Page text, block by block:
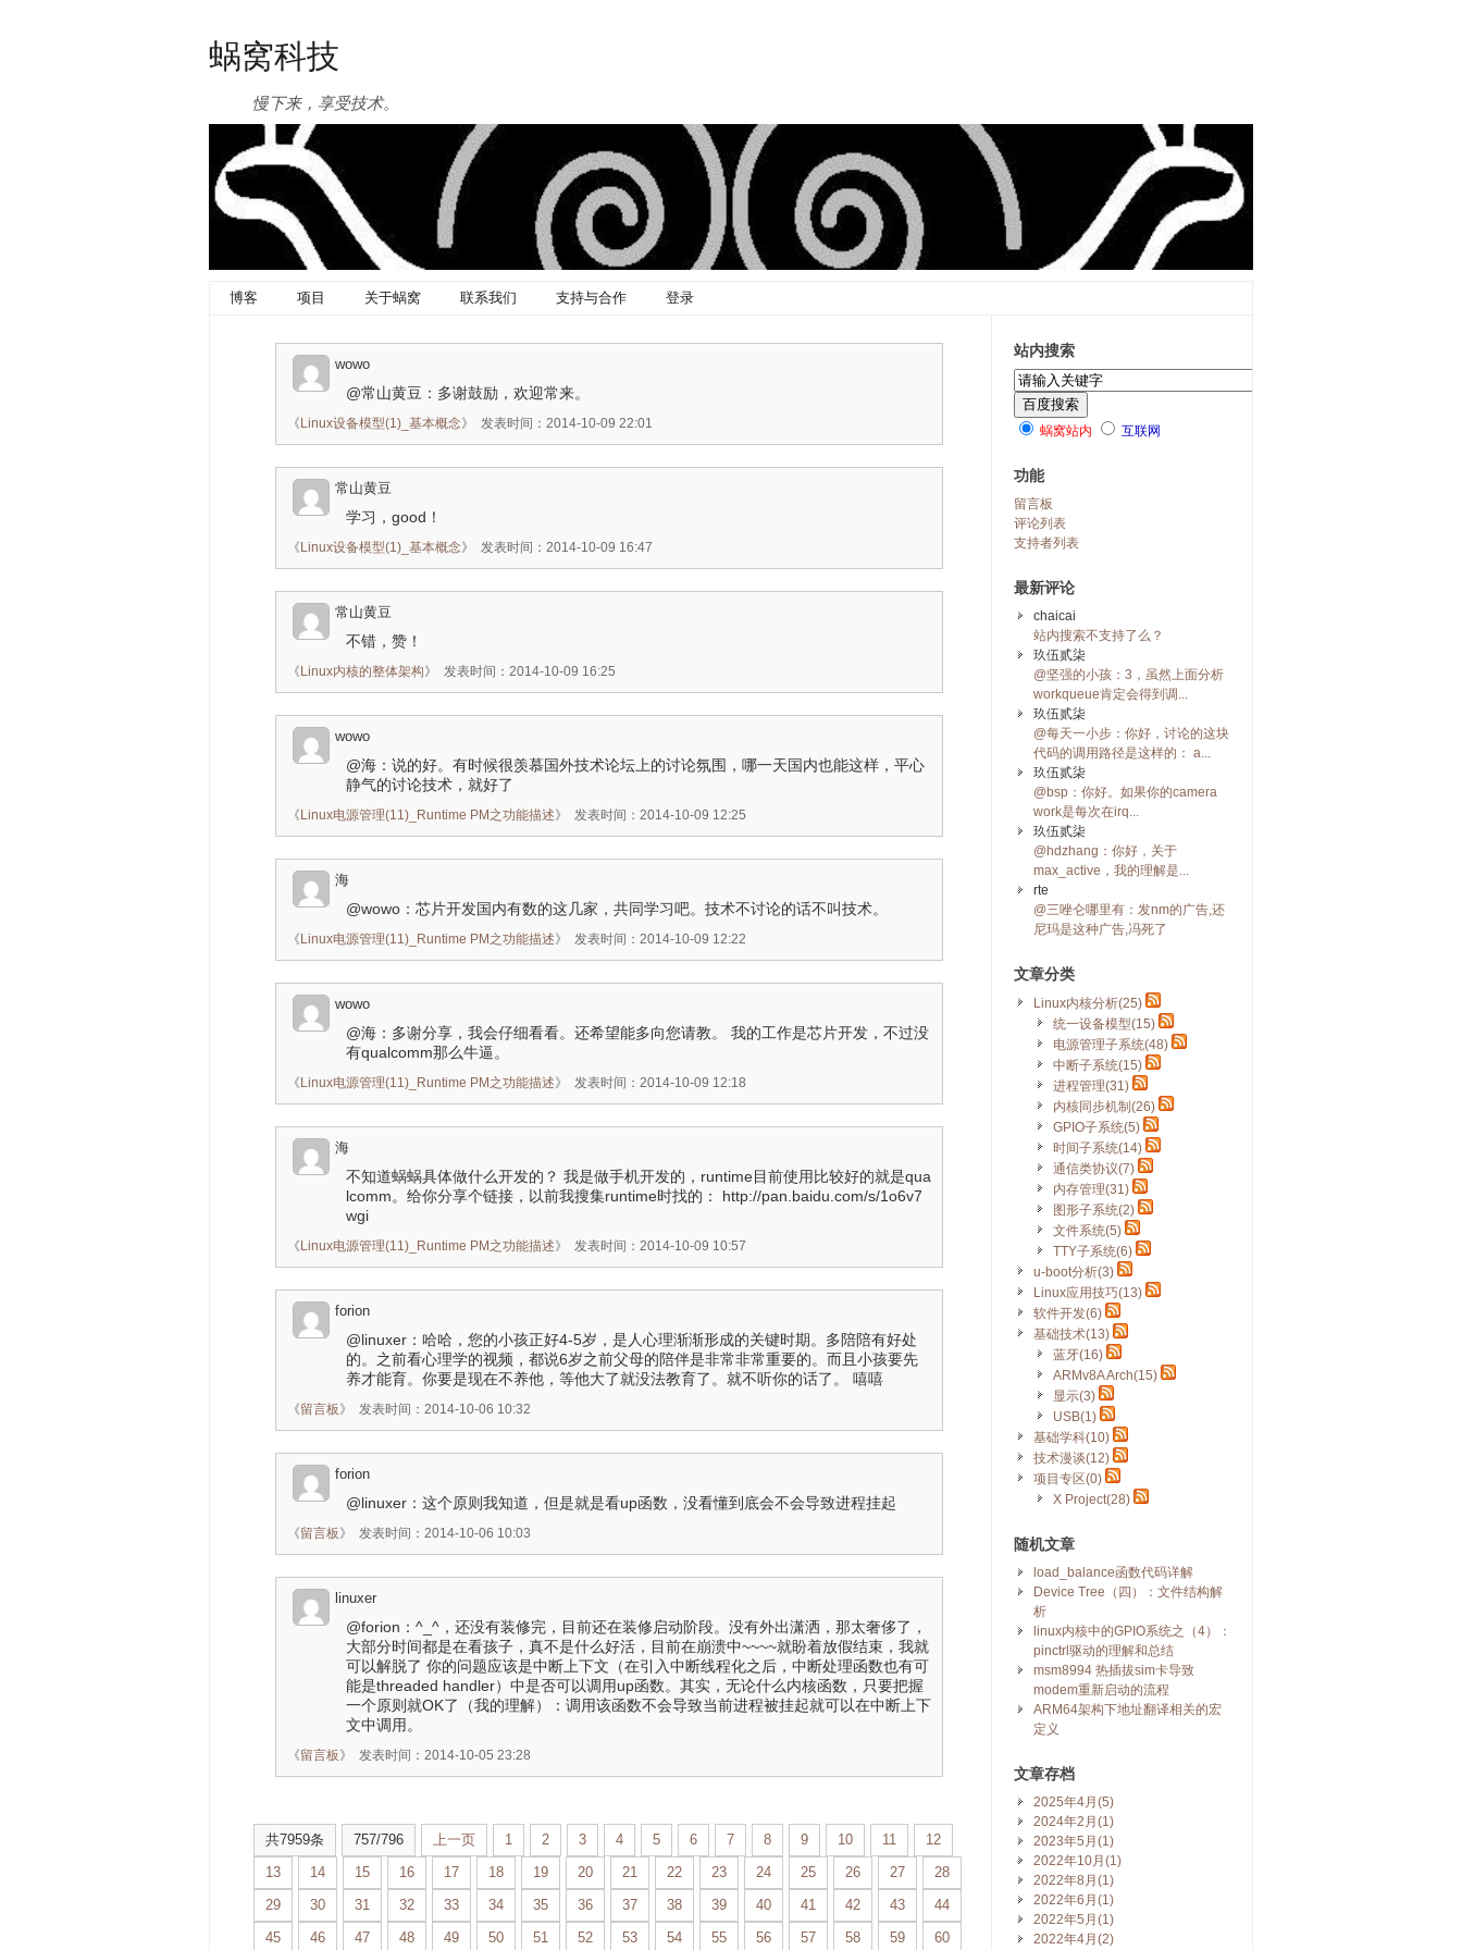
蜗窝科技
慢下来，享受技术。
博客 项目 关于蜗窝 联系我们 支持与合作 登录
wowo
@常山黄豆：多谢鼓励，欢迎常来。
《 Linux设备模型(1)_基本概念》 发表时间：2014-10-09 22:01
常山黄豆
学习，good！
《 Linux设备模型(1)_基本概念》 发表时间：2014-10-09 16:47
常山黄豆
不错，赞！
《 Linux内核的整体架构》 发表时间：2014-10-09 16:25
wowo
@海：说的好。有时候很羡慕国外技术论坛上的讨论氛围，哪一天国内也能这样，平心
静气的讨论技术，就好了
《 Linux电源管理(11)_Runtime PM之功能描述》 发表时间：2014-10-09 12:25
海
@wowo：芯片开发国内有数的这几家，共同学习吧。技术不讨论的话不叫技术。
《 Linux电源管理(11)_Runtime PM之功能描述》 发表时间：2014-10-09 12:22
wowo
@海：多谢分享，我会仔细看看。还希望能多向您请教。 我的工作是芯片开发，不过没
有qualcomm那么牛逼。
《 Linux电源管理(11)_Runtime PM之功能描述》 发表时间：2014-10-09 12:18
海
不知道蜗蜗具体做什么开发的？ 我是做手机开发的，runtime目前使用比较好的就是qua
lcomm。给你分享个链接，以前我搜集runtime时找的： http://pan.baidu.com/s/1o6v7
wgi
《 Linux电源管理(11)_Runtime PM之功能描述》 发表时间：2014-10-09 10:57
forion
@linuxer：哈哈，您的小孩正好4-5岁，是人心理渐渐形成的关键时期。多陪陪有好处
的。之前看心理学的视频，都说6岁之前父母的陪伴是非常非常重要的。而且小孩要先
养才能育。你要是现在不养他，等他大了就没法教育了。就不听你的话了。 嘻嘻
《留言板》 发表时间：2014-10-06 10:32
forion
@linuxer：这个原则我知道，但是就是看up函数，没看懂到底会不会导致进程挂起
《留言板》 发表时间：2014-10-06 10:03
linuxer
@forion：^_^，还没有装修完，目前还在装修启动阶段。没有外出潇洒，那太奢侈了，
大部分时间都是在看孩子，真不是什么好活，目前在崩溃中~~~~就盼着放假结束，我就
可以解脱了 你的问题应该是中断上下文（在引入中断线程化之后，中断处理函数也有可
能是threaded handler）中是否可以调用up函数。其实，无论什么内核函数，只要把握
一个原则就OK了（我的理解）：调用该函数不会导致当前进程被挂起就可以在中断上下
文中调用。
《留言板》 发表时间：2014-10-05 23:28
共7959条 757/796 上一页 1 2 3 4 5 6 7 8 9 10 11
12
13
14 15 16 17 18 19 20 21 22 23 24 25 26 27
28
29
30 31 32 33 34 35 36 37 38 39 40 41 42 43
44
45
46 47 48 49 50 51 52 53 54 55 56 57 58 59
60
站内搜索
蜗窝站内 互联网
功能
留言板
评论列表
支持者列表
最新评论
chaicai
站内搜索不支持了么？
玖伍贰柒
@坚强的小孩：3，虽然上面分析
workqueue肯定会得到调...
玖伍贰柒
@每天一小步：你好，讨论的这块
代码的调用路径是这样的： a...
玖伍贰柒
@bsp：你好。如果你的camera
work是每次在irq...
玖伍贰柒
@hdzhang：你好，关于
max_active，我的理解是...
rte
@三唑仑哪里有：发nm的广告,还
尼玛是这种广告,冯死了
文章分类
Linux内核分析(25)
统一设备模型(15)
电源管理子系统(48)
中断子系统(15)
进程管理(31)
内核同步机制(26)
GPIO子系统(5)
时间子系统(14)
通信类协议(7)
内存管理(31)
图形子系统(2)
文件系统(5)
TTY子系统(6)
u-boot分析(3)
Linux应用技巧(13)
软件开发(6)
基础技术(13)
蓝牙(16)
ARMv8A Arch(15)
显示(3)
USB(1)
基础学科(10)
技术漫谈(12)
项目专区(0)
X Project(28)
随机文章
load_balance函数代码详解
Device Tree（四）：文件结构解
析
linux内核中的GPIO系统之（4）：
pinctrl驱动的理解和总结
msm8994 热插拔sim卡导致
modem重新启动的流程
ARM64架构下地址翻译相关的宏
定义
文章存档
2025年4月(5)
2024年2月(1)
2023年5月(1)
2022年10月(1)
2022年8月(1)
2022年6月(1)
2022年5月(1)
2022年4月(2)